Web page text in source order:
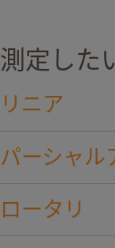
測定した
リニア
パーシャル
ロータリ